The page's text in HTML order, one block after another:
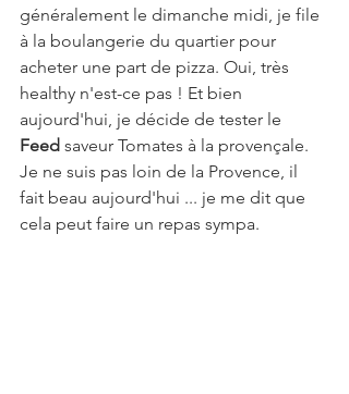
généralement le dimanche midi, je file
à la boulangerie du quartier pour
acheter une part de pizza. Oui, très
healthy n'est-ce pas ! Et bien
aujourd'hui, je décide de tester le
Feed saveur Tomates à la provençale.
Je ne suis pas loin de la Provence, il
fait beau aujourd'hui ... je me dit que
cela peut faire un repas sympa.